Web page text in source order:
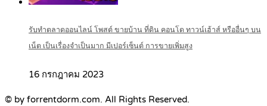
รับทำตลาดออนไลน์ โพสต์ ขายบ้าน ที่ดิน คอนโด ทาวน์เฮ้าส์ หรืออื่นๆ บน
เน็ต เป็นเรื่องจำเป็นมาก มีเปอร์เซ็นต์ การขายเพิ่มสูง
16 กรกฎาคม 2023
© by forrentdorm.com. All Rights Reserved.